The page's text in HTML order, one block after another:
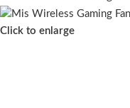
Click to enlarge